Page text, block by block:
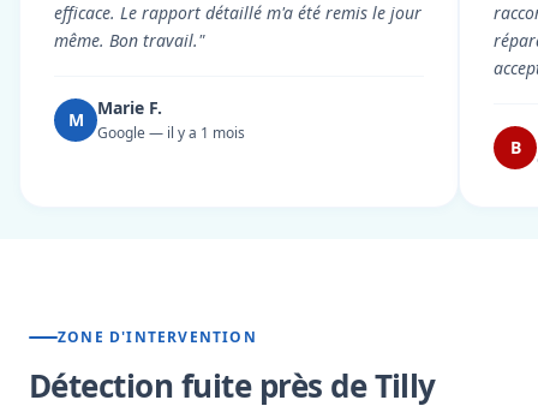
efficace. Le rapport détaillé m'a été remis le jour
même. Bon travail."
M
Marie F.
Google — il y a 1 mois
B
ZONE D'INTERVENTION
Détection fuite près de Tilly